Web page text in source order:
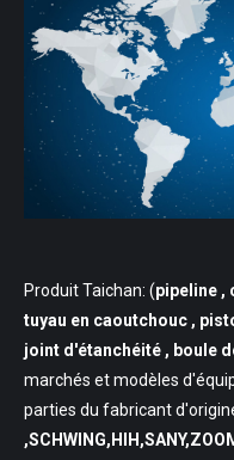
Produit Taichan: (pipeline ,
tuyau en caoutchouc ,
joint d'étanchéité , boule
marchés et modèles
parties du fabricant